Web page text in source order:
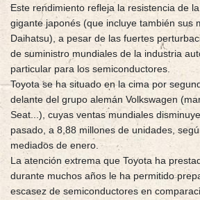
Este rendimiento refleja la resistencia de
gigante japonés (que incluye también sus
Daihatsu), a pesar de las fuertes
de suministro mundiales de la industria
particular para los semiconductores.
Toyota se ha situado en la cima por
delante del grupo alemán Volkswagen
Seat...), cuyas ventas mundiales
pasado, a 8,88 millones de unidades,
mediados de enero.
La atención extrema que Toyota ha
durante muchos años le ha permitido
escasez de semiconductores en